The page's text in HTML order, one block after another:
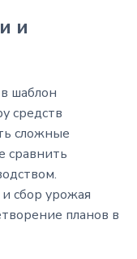
и
шаблон
средств
сложные
сравнить
сбор урожая
планов в